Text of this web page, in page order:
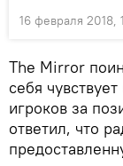
16 февраля 2018,
The Mirror
себя
игроков за
ответил, что